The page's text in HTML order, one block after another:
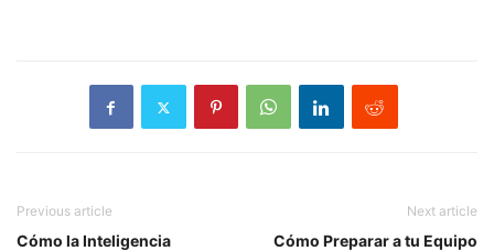
Previous article
Cómo la Inteligencia
Next article
Cómo Preparar a tu Equipo